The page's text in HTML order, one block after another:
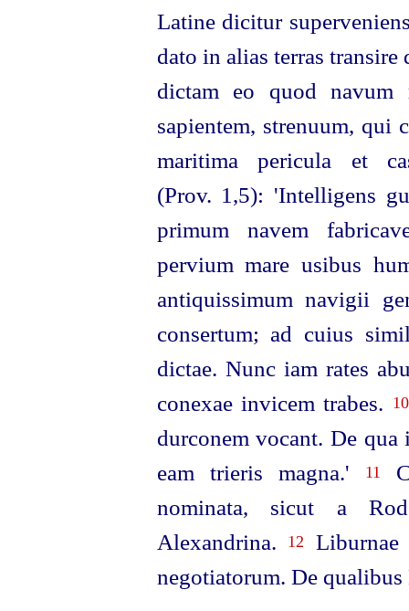
Latine dicitur
dato in alias terras
dictam eo quod navum
sapientem, strenuum, qui
maritima pericula et
(Prov. 1,5): 'Intelligens
primum navem
pervium mare usibus
antiquissimum navigii
consertum; ad cuius
dictae. Nunc iam rates
conexae invicem trabes. 10
durconem vocant. De
eam trieris magna.'
11
nominata, sicut a
Alexandrina.
12
negotiatorum. De